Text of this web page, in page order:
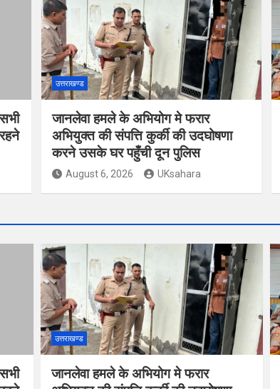
उत्तराखण्ड
जानलेवा हमले के अभियोग मे फरार
अभियुक्त की संपत्ति कुर्की की उदघोषणा
करने उसके घर पहुँची दून पुलिस
August 6, 2026 UKsahara
उत्तराखण्ड
जानलेवा हमले के अभियोग मे फरार